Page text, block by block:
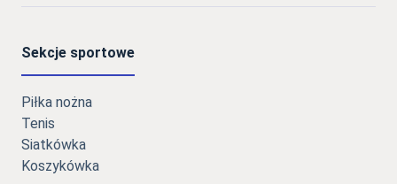
Sekcje sportowe
Piłka nożna
Tenis
Siatkówka
Koszykówka